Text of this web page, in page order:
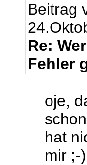
Beitrag
Re:
Fehler
oje,
hat
mir ;-)